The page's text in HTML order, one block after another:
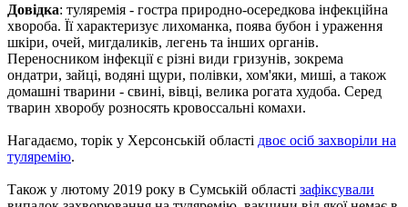
Довідка: туляремія - гостра природно-осередкова інфекційна
хвороба. Її характеризує лихоманка, поява бубон і ураження
шкіри, очей, мигдаликів, легень та інших органів.
Переносником інфекції є різні види гризунів, зокрема
ондатри, зайці, водяні щури, полівки, хом'яки, миші, а також
домашні тварини - свині, вівці, велика рогата худоба. Серед
тварин хворобу розносять кровоссальні комахи.
Нагадаємо, торік у Херсонській області двоє осіб захворіли на
туляремію.
Також у лютому 2019 року в Сумській області зафіксували